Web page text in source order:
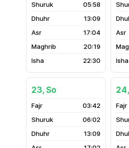
05:58
13:09
17:04
20:19
22:30
23, So
03:42
06:02
13:09